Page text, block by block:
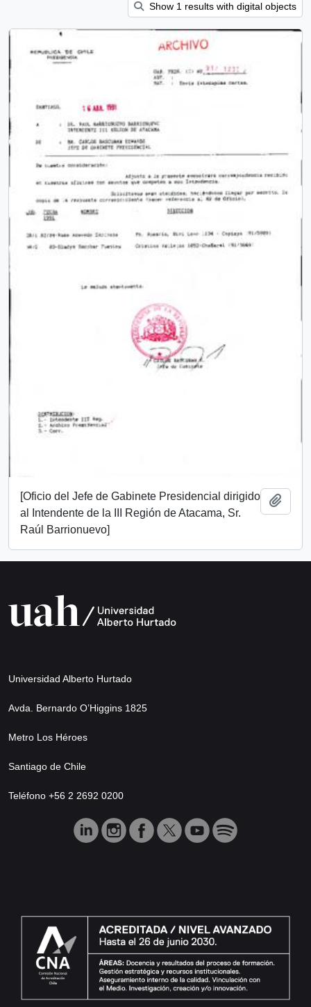
Show 1 results with digital objects
[Oficio del Jefe de Gabinete Presidencial dirigido
al Intendente de la III Región de Atacama, Sr.
Raúl Barrionuevo]
Universidad Alberto Hurtado
Avda. Bernardo O’Higgins 1825
Metro Los Héroes
Santiago de Chile
Teléfono +56 2 2692 0200